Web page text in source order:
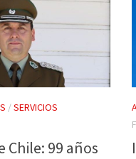
/SERVICIOS
Chile: 99 años